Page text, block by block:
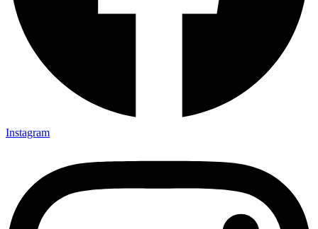
Instagram